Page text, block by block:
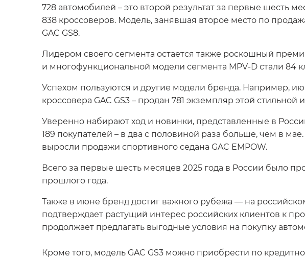
728 автомобилей – это второй результат за первые шесть
838 кроссоверов. Модель, занявшая второе место по
GAC GS8.
Лидером своего сегмента остается также роскошный
и многофункциональной модели сегмента MPV-D стали 84
Успехом пользуются и другие модели бренда. Например,
кроссовера GAC GS3 – продан 781 экземпляр этой
Уверенно набирают ход и новинки, представленные в
189 покупателей – в два с половиной раза больше, чем в
выросли продажи спортивного седана GAC EMPOW.
Всего за первые шесть месяцев 2025 года в России было
прошлого года.
Также в июне бренд достиг важного рубежа — на
подтверждает растущий интерес российских клиентов к
продолжает предлагать выгодные условия на покупку
Кроме того, модель GAC GS3 можно приобрести по